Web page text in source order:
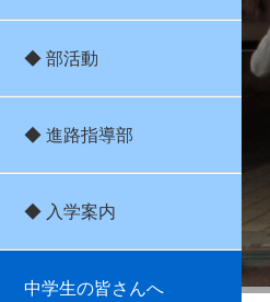
◆ 部活動
◆ 進路指導部
◆ 入学案内
中学生の皆さんへ